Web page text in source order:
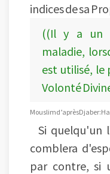
indices de sa
((Il y a un
maladie,
est utilisé, le
Volonté
Mouslim d’après Djaber :
Si quelqu'un
comblera
par contre, si